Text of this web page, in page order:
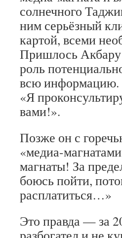
солнечного
ним серьёзный
картой, всеми
Пришлось Акбару
роль
всю информацию.
«Я
вами!».
Позже он с
«медиа-
магнаты! За
боюсь пойти,
расплатиться…»
Это правда — за